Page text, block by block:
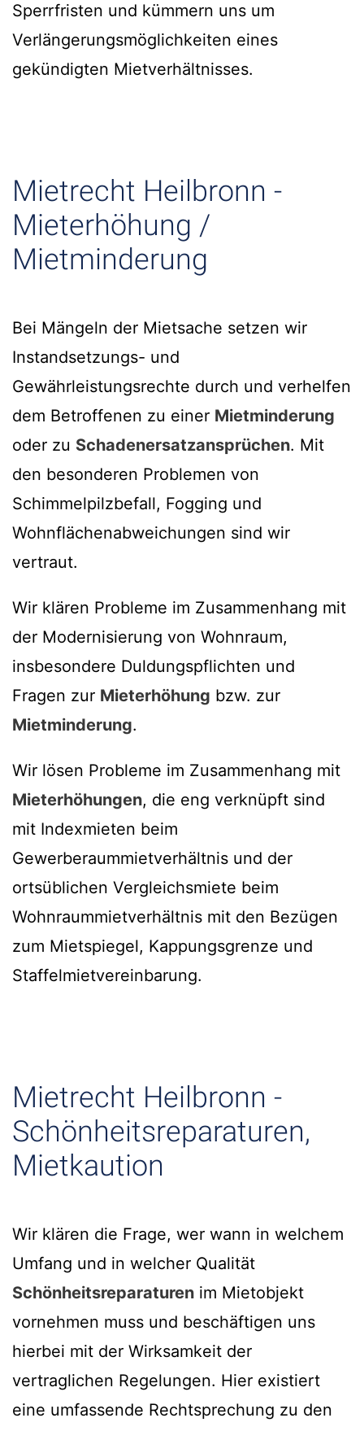
Sperrfristen und kümmern uns um
Verlängerungsmöglichkeiten eines
gekündigten Mietverhältnisses.
Mietrecht Heilbronn -
Mieterhöhung /
Mietminderung
Bei Mängeln der Mietsache setzen wir
Instandsetzungs- und
Gewährleistungsrechte durch und verhelfen
dem Betroffenen zu einer Mietminderung
oder zu Schadenersatzansprüchen. Mit
den besonderen Problemen von
Schimmelpilzbefall, Fogging und
Wohnflächenabweichungen sind wir
vertraut.
Wir klären Probleme im Zusammenhang mit
der Modernisierung von Wohnraum,
insbesondere Duldungspflichten und
Fragen zur Mieterhöhung bzw. zur
Mietminderung.
Wir lösen Probleme im Zusammenhang mit
Mieterhöhungen, die eng verknüpft sind
mit Indexmieten beim
Gewerberaummietverhältnis und der
ortsüblichen Vergleichsmiete beim
Wohnraummietverhältnis mit den Bezügen
zum Mietspiegel, Kappungsgrenze und
Staffelmietvereinbarung.
Mietrecht Heilbronn -
Schönheitsreparaturen,
Mietkaution
Wir klären die Frage, wer wann in welchem
Umfang und in welcher Qualität
Schönheitsreparaturen im Mietobjekt
vornehmen muss und beschäftigen uns
hierbei mit der Wirksamkeit der
vertraglichen Regelungen. Hier existiert
eine umfassende Rechtsprechung zu den